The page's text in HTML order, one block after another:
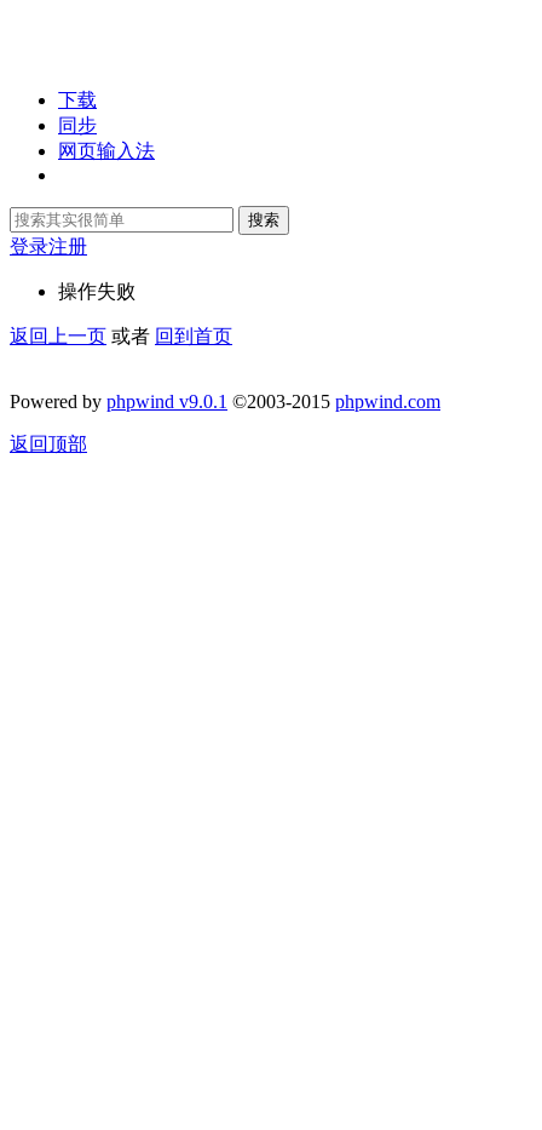
下载
同步
网页输入法
搜索
登录注册
操作失败
返回上一页 或者 回到首页
Powered by phpwind v9.0.1 ©2003-2015 phpwind.com
返回顶部